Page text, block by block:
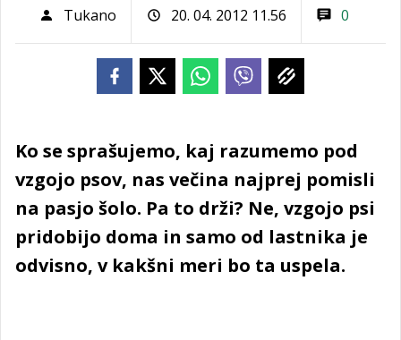
Tukano 20. 04. 2012 11.56 0
Ko se sprašujemo, kaj razumemo pod
vzgojo psov, nas večina najprej pomisli
na pasjo šolo. Pa to drži? Ne, vzgojo psi
pridobijo doma in samo od lastnika je
odvisno, v kakšni meri bo ta uspela.